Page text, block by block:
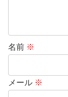
名前 ※
メール ※